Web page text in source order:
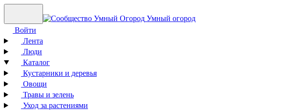
Умный огород
Войти
Лента
Люди
Каталог
Кустарники и деревья
Овощи
Травы и зелень
Уход за растениями